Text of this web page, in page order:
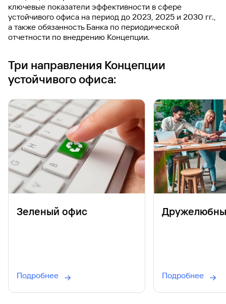
ключевые показатели эффективности в сфере
устойчивого офиса на период до 2023, 2025 и 2030 гг.,
а также обязанность Банка по периодической
отчетности по внедрению Концепции.
Три направления Концепции
устойчивого офиса:
Зеленый офис
Подробнее Подробнее